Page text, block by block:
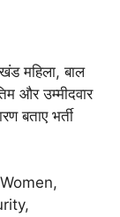
महिला, बाल
और उम्मीदवार
बताए भर्ती